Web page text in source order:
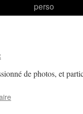
perso
de photos, et